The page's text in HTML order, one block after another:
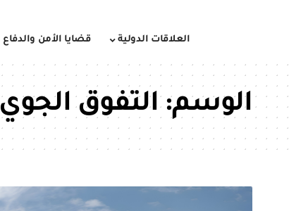
العلاقات الدولية قضايا الأمن والدفاع
الوسم:التفوق الجوي